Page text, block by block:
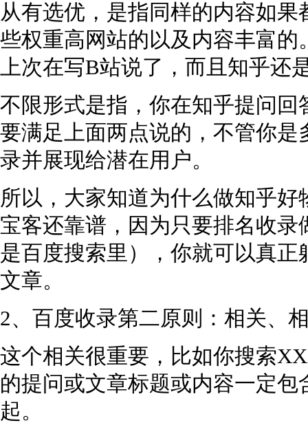
从有选优，是指同样的内容如
些权重高网站的以及内容丰富
上次在写B站说了，而且知乎还
不限形式是指，你在知乎提问
要满足上面两点说的，不管你
录并展现给潜在用户。
所以，大家知道为什么做知乎
宝客还靠谱，因为只要排名收
是百度搜索里），你就可以真
文章。
2、百度收录第二原则：相关、
这个相关很重要，比如你搜索
的提问或文章标题或内容一定
起。